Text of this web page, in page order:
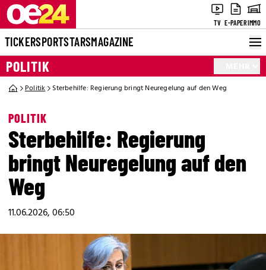
TV E-PAPERIMMO
TICKERSPORTSTARSMAGAZINE
POLITIK
Politik Sterbehilfe: Regierung bringt Neuregelung auf den Weg
POLITIK
Sterbehilfe: Regierung
bringt Neuregelung auf den
Weg
11.06.2026, 06:50